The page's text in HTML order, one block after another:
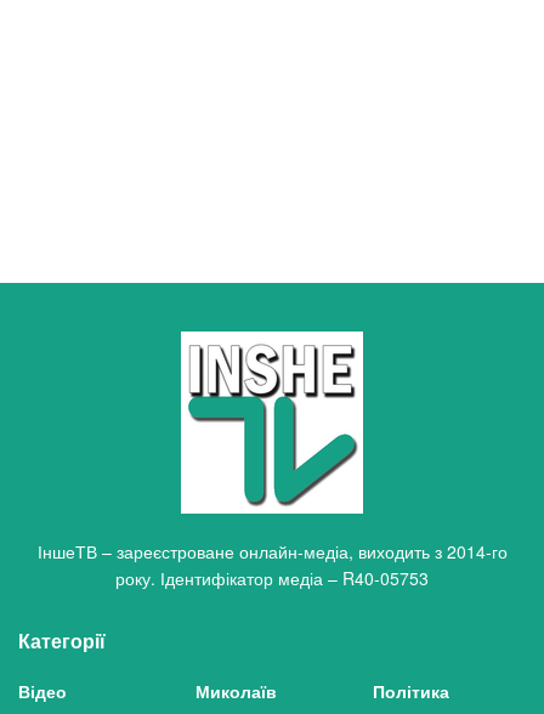
ІншеТВ – зареєстроване онлайн-медіа, виходить з 2014-го
року. Ідентифікатор медіа – R40-05753
Категорії
Відео
Миколаїв
Політика